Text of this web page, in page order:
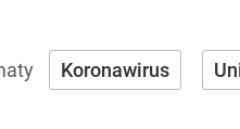
Koronawirus